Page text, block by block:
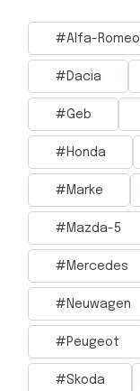
Alfa-Romeo
Dacia
Geb
Honda
Marke
Mazda-5
Mercedes
Neuwagen
Peugeot
Skoda